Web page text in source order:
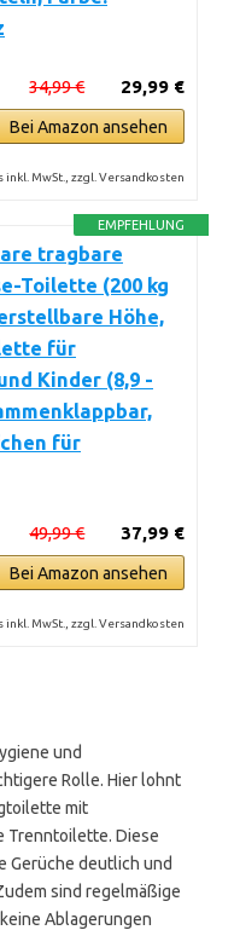
29,99 €
34,99 €
Bei Amazon ansehen
inkl. MwSt., zzgl. Versandkosten
EMPFEHLUNG
tragbare
Toilette (200 kg
Höhe,
für
Kinder (8,9 -
für
37,99 €
49,99 €
Bei Amazon ansehen
inkl. MwSt., zzgl. Versandkosten
und
Rolle. Hier lohnt
mit
Trenntoilette. Diese
Gerüche deutlich und
sind regelmäßige
Ablagerungen